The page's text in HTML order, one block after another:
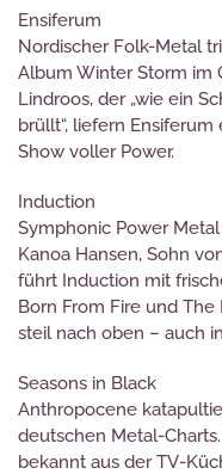
Ensiferum
Nordischer Folk-Metal
Album Winter Storm im
Lindroos, der „wie ein
brüllt“, liefern
Show voller Power.
Induction
Symphonic Power
Kanoa Hansen, Sohn
führt Induction mit
Born From Fire und The
steil nach oben – auch
Seasons in Black
Anthropocene
deutschen Metal-
bekannt aus der TV-